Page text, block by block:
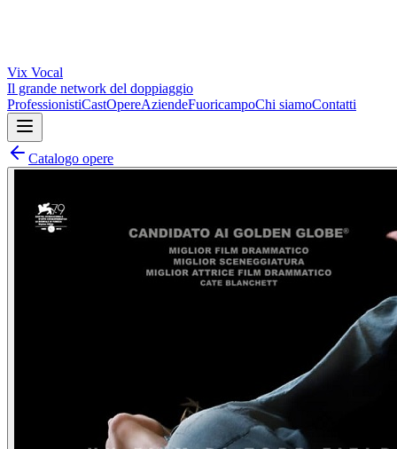
Vix Vocal
Il grande network del doppiaggio
ProfessionistiCastOpereAziendeFuoricampoChi siamoContatti
Catalogo opere